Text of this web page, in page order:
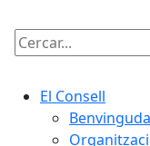
Cercar:
El Consell
Benvinguda